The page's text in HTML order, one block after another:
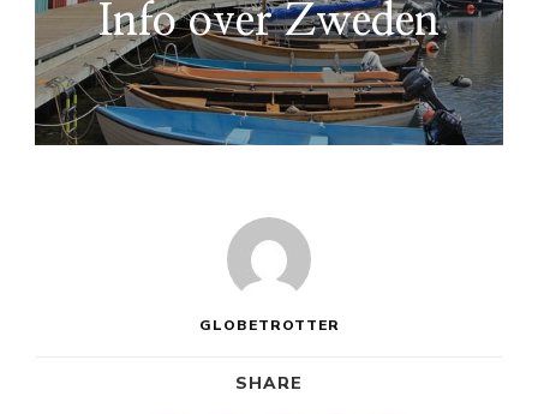
Info over Zweden
GLOBETROTTER
SHARE